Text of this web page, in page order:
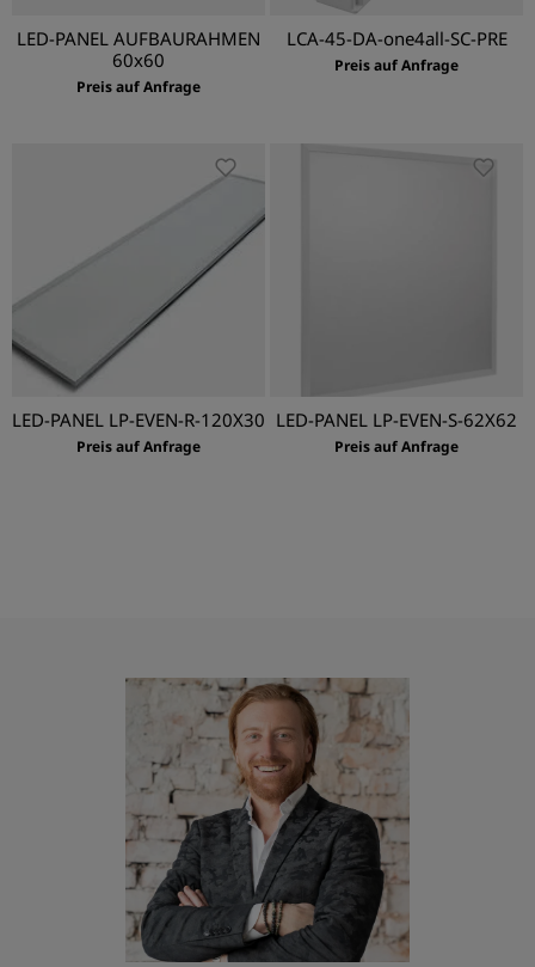
LED-PANEL AUFBAURAHMEN
60x60
Preis auf Anfrage
LCA-45-DA-one4all-SC-PRE
Preis auf Anfrage
LED-PANEL LP-EVEN-R-120X30
Preis auf Anfrage
LED-PANEL LP-EVEN-S-62X62
Preis auf Anfrage